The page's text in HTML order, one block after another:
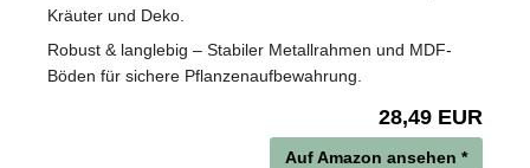
Kräuter und Deko.
Robust & langlebig – Stabiler Metallrahmen und MDF-
Böden für sichere Pflanzenaufbewahrung.
28,49 EUR
Auf Amazon ansehen *